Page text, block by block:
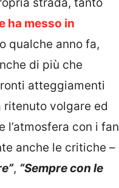
ha messo in
qualche anno fa,
di più che
atteggiamenti
volgare ed
l’atmosfera con i fan
anche le critiche –
, “Sempre con le